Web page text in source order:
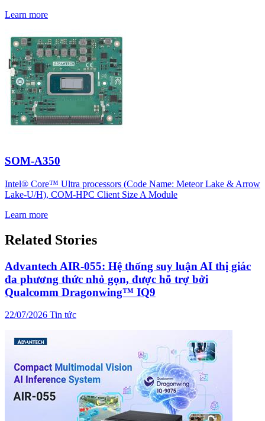
Learn more
SOM-A350
Intel® Core™ Ultra processors (Code Name: Meteor Lake & Arrow
Lake-U/H), COM-HPC Client Size A Module
Learn more
Related Stories
Advantech AIR-055: Hệ thống suy luận AI thị giác
đa phương thức nhỏ gọn, được hỗ trợ bởi
Qualcomm Dragonwing™ IQ9
22/07/2026 Tin tức